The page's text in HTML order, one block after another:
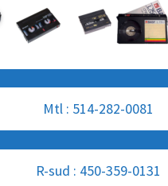
Mtl : 514-282-0081
R-sud : 450-359-0131